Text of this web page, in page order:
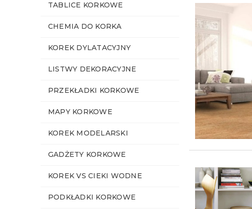
TABLICE KORKOWE
CHEMIA DO KORKA
KOREK DYLATACYJNY
LISTWY DEKORACYJNE
PRZEKŁADKI KORKOWE
MAPY KORKOWE
KOREK MODELARSKI
GADŻETY KORKOWE
KOREK VS CIEKI WODNE
PODKŁADKI KORKOWE